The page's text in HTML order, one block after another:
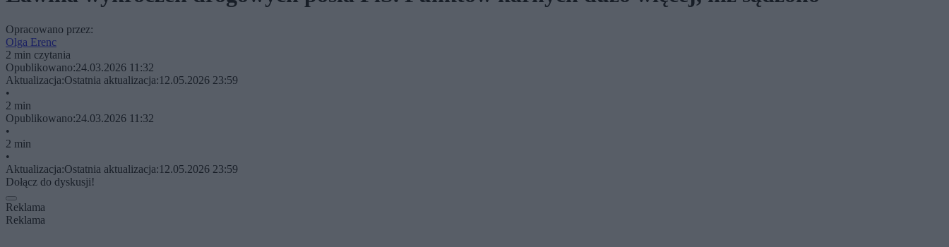
Opracowano przez:
Olga Erenc
2 min czytania
Opublikowano:24.03.2026 11:32
Aktualizacja:Ostatnia aktualizacja:12.05.2026 23:59
•
2 min
Opublikowano:24.03.2026 11:32
•
2 min
•
Aktualizacja:Ostatnia aktualizacja:12.05.2026 23:59
Dołącz do dyskusji!
Reklama
Reklama